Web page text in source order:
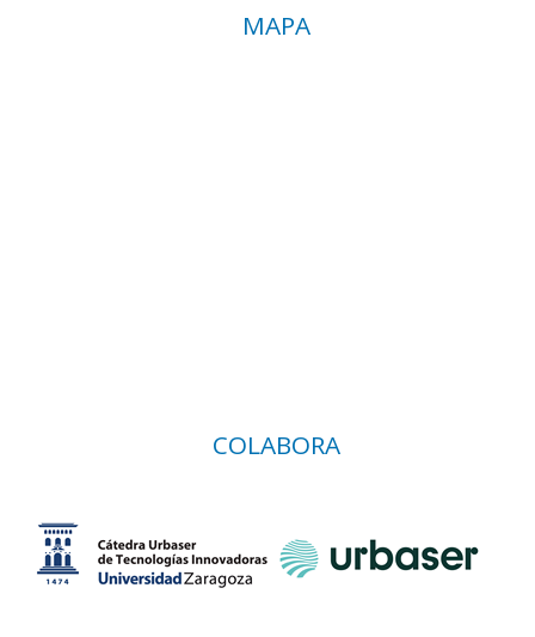
MAPA
COLABORA